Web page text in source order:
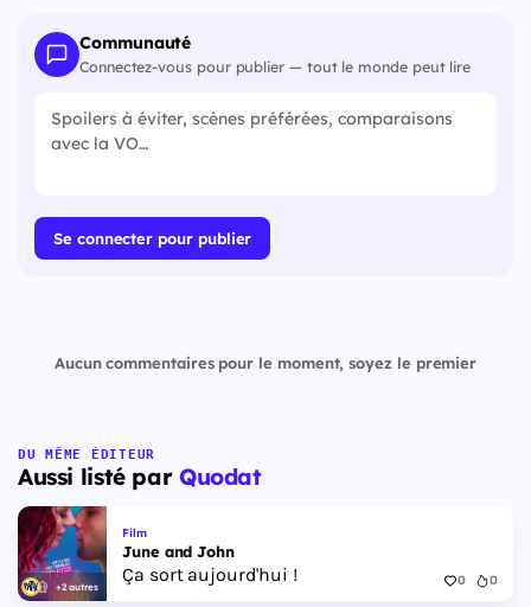
Communauté
Connectez-vous pour publier — tout le monde peut lire
Se connecter pour publier
Aucun commentaires pour le moment, soyez le premier
DU MÊME ÉDITEUR
Aussi listé par Quodat
+2 autres
Film
June and John
Ça sort aujourd'hui ! 0 0